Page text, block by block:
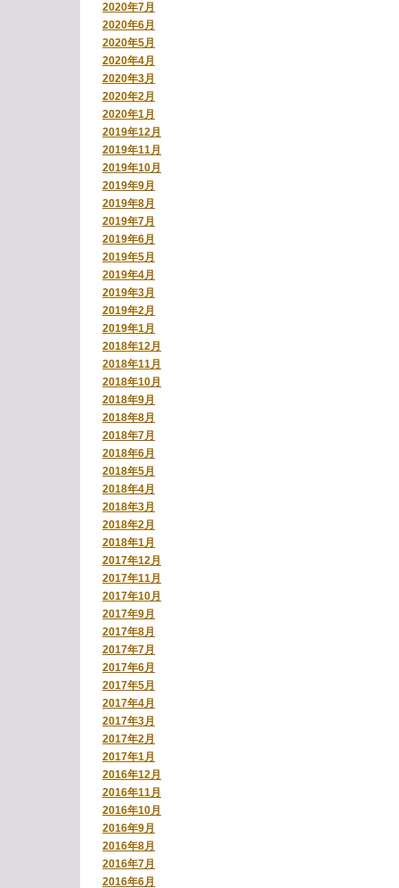
2020年7月
2020年6月
2020年5月
2020年4月
2020年3月
2020年2月
2020年1月
2019年12月
2019年11月
2019年10月
2019年9月
2019年8月
2019年7月
2019年6月
2019年5月
2019年4月
2019年3月
2019年2月
2019年1月
2018年12月
2018年11月
2018年10月
2018年9月
2018年8月
2018年7月
2018年6月
2018年5月
2018年4月
2018年3月
2018年2月
2018年1月
2017年12月
2017年11月
2017年10月
2017年9月
2017年8月
2017年7月
2017年6月
2017年5月
2017年4月
2017年3月
2017年2月
2017年1月
2016年12月
2016年11月
2016年10月
2016年9月
2016年8月
2016年7月
2016年6月